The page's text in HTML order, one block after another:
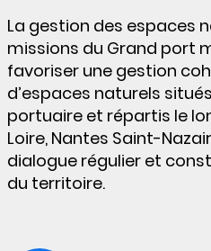
La gestion des espaces
missions du Grand port
favoriser une gestion
d’espaces naturels
portuaire et répartis le
Loire, Nantes Saint-
dialogue régulier et
du territoire.